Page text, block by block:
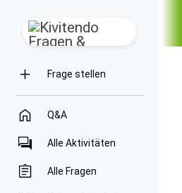
Frage stellen
Q&A
Alle Aktivitäten
Alle Fragen